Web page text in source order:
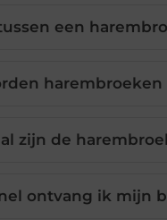
een
zijn de
ontvang ik mijn